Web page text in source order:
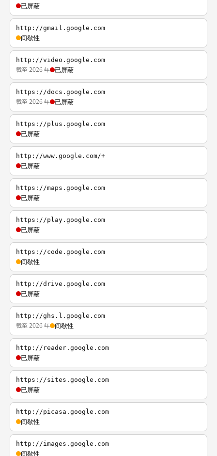
已屏蔽
http://gmail.google.com
间歇性
http://video.google.com
截至 2026 年 已屏蔽
https://docs.google.com
截至 2026 年 已屏蔽
https://plus.google.com
已屏蔽
http://www.google.com/+
已屏蔽
https://maps.google.com
已屏蔽
https://play.google.com
已屏蔽
https://code.google.com
间歇性
http://drive.google.com
已屏蔽
http://ghs.l.google.com
截至 2026 年 间歇性
http://reader.google.com
已屏蔽
https://sites.google.com
已屏蔽
http://picasa.google.com
间歇性
http://images.google.com
间歇性